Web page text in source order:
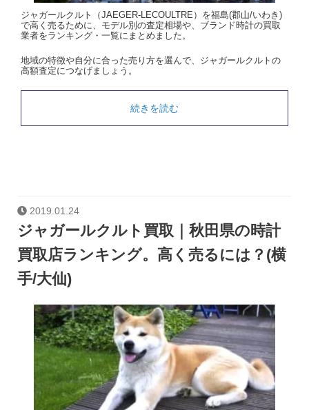
ジャガールクルト（JAEGER-LECOULTRE）を福島(郡山/いわき)
で高く売るために、モデル別の査定相場や、ブランド時計の買取
業者をランキング・一覧にまとめました。
地域の特徴や自分に合った売り方を選んで、ジャガールクルトの
高額査定につなげましょう。
続きを読む
2019.01.24
ジャガールクルト買取｜秋田県の時計
買取店ランキング。高く売るには？(横
手/大仙)